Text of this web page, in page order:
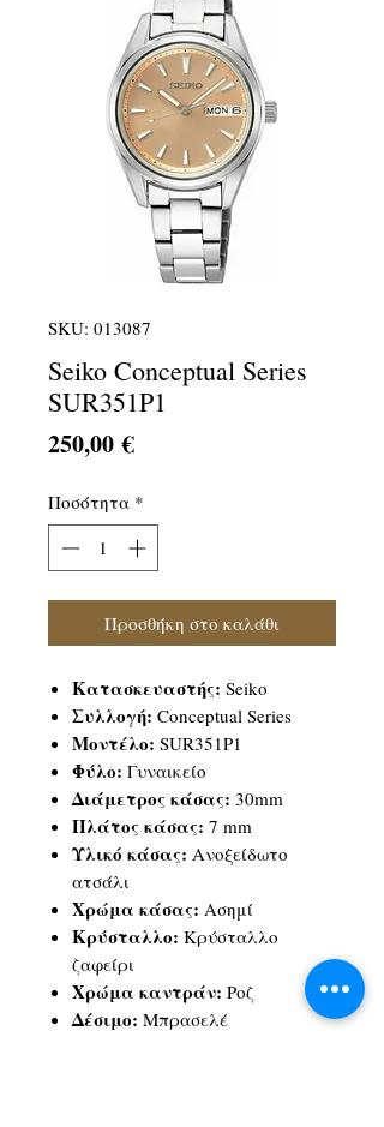
SKU: 013087
Seiko Conceptual Series
SUR351P1
250,00 €Τιμή
Ποσότητα *
Προσθήκη στο καλάθι
Κατασκευαστής: Seiko
Συλλογή: Conceptual Series
Μοντέλο: SUR351P1
Φύλο: Γυναικείο
Διάμετρος κάσας: 30mm
Πλάτος κάσας: 7 mm
Υλικό κάσας: Ανοξείδωτο
ατσάλι
Χρώμα κάσας: Ασημί
Κρύσταλλο: Κρύσταλλο
ζαφείρι
Χρώμα καντράν: Ροζ
Δέσιμο: Μπρασελέ